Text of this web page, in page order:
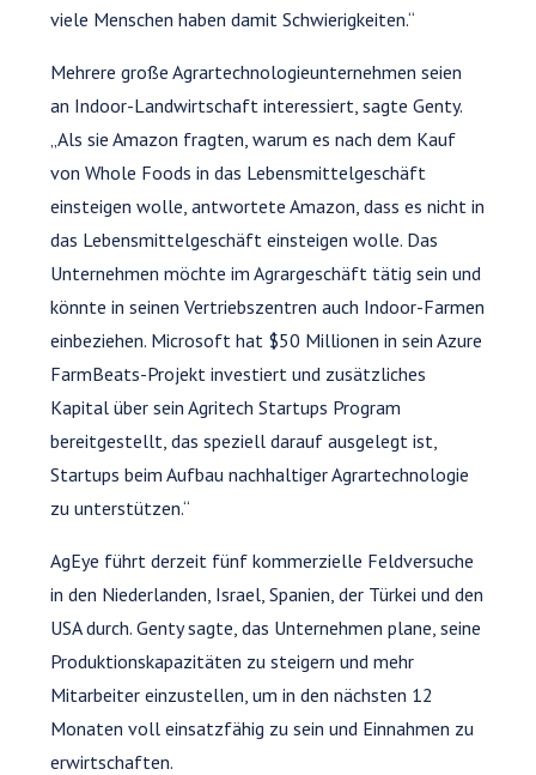
viele Menschen haben damit Schwierigkeiten.“
Mehrere große Agrartechnologieunternehmen seien
an Indoor-Landwirtschaft interessiert, sagte Genty.
„Als sie Amazon fragten, warum es nach dem Kauf
von Whole Foods in das Lebensmittelgeschäft
einsteigen wolle, antwortete Amazon, dass es nicht in
das Lebensmittelgeschäft einsteigen wolle. Das
Unternehmen möchte im Agrargeschäft tätig sein und
könnte in seinen Vertriebszentren auch Indoor-Farmen
einbeziehen. Microsoft hat $50 Millionen in sein Azure
FarmBeats-Projekt investiert und zusätzliches
Kapital über sein Agritech Startups Program
bereitgestellt, das speziell darauf ausgelegt ist,
Startups beim Aufbau nachhaltiger Agrartechnologie
zu unterstützen.“
AgEye führt derzeit fünf kommerzielle Feldversuche
in den Niederlanden, Israel, Spanien, der Türkei und den
USA durch. Genty sagte, das Unternehmen plane, seine
Produktionskapazitäten zu steigern und mehr
Mitarbeiter einzustellen, um in den nächsten 12
Monaten voll einsatzfähig zu sein und Einnahmen zu
erwirtschaften.